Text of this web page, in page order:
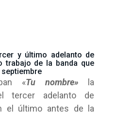
y último adelanto de
trabajo de la banda que
septiembre
«Tu nombre» la
tercer adelanto de
el último antes de la